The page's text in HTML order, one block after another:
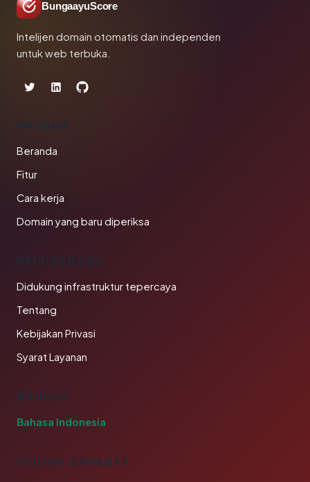
BungaayuScore
Intelijen domain otomatis dan independen
untuk web terbuka.
PRODUK
Beranda
Fitur
Cara kerja
Domain yang baru diperiksa
PERUSAHAAN
Didukung infrastruktur tepercaya
Tentang
Kebijakan Privasi
Syarat Layanan
BAHASA
Bahasa Indonesia
TAUTAN SAHABAT